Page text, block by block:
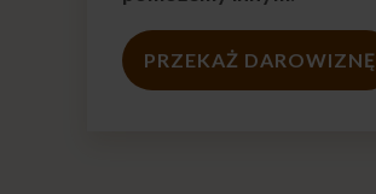
PRZEKAŻ DAROWIZNĘ